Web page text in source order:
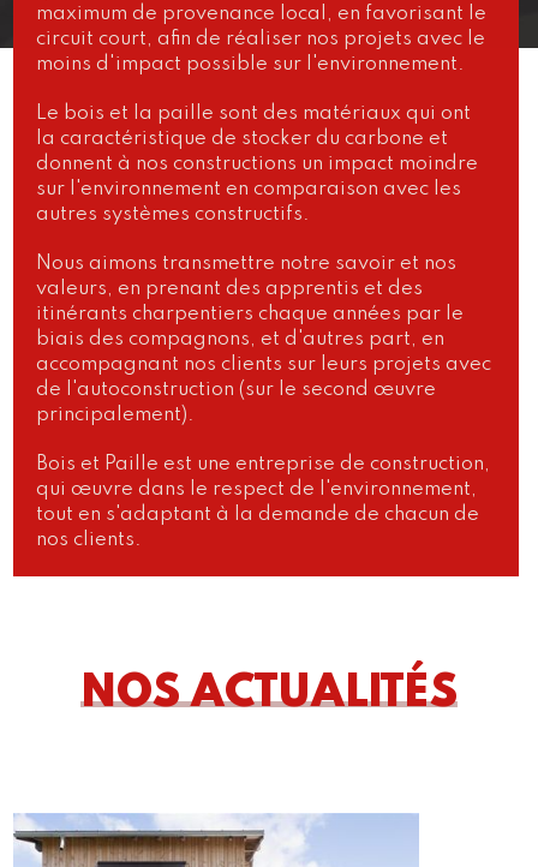
maximum de provenance local, en favorisant le
circuit court, afin de réaliser nos projets avec le
moins d'impact possible sur l'environnement.
Le bois et la paille sont des matériaux qui ont
la caractéristique de stocker du carbone et
donnent à nos constructions un impact moindre
sur l'environnement en comparaison avec les
autres systèmes constructifs.
Nous aimons transmettre notre savoir et nos
valeurs, en prenant des apprentis et des
itinérants charpentiers chaque années par le
biais des compagnons, et d'autres part, en
accompagnant nos clients sur leurs projets avec
de l'autoconstruction (sur le second œuvre
principalement).
Bois et Paille est une entreprise de construction,
qui œuvre dans le respect de l'environnement,
tout en s'adaptant à la demande de chacun de
nos clients.
NOS ACTUALITÉS